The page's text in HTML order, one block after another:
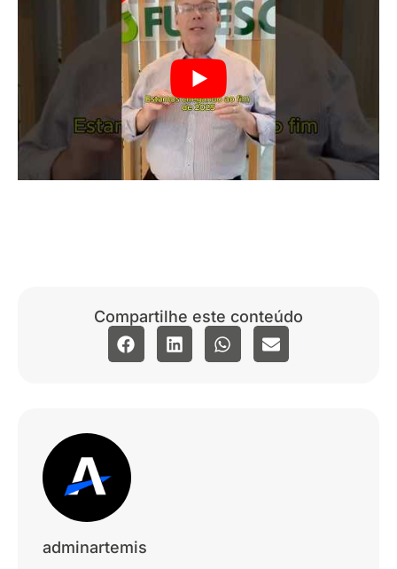
Compartilhe este conteúdo
adminartemis